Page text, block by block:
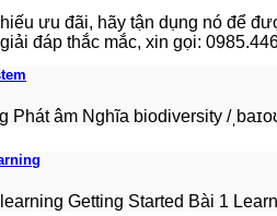
ưu đãi, hãy tận dụng nó để
đáp thắc mắc, xin gọi:
âm Nghĩa biodiversity /
Getting Started Bài 1